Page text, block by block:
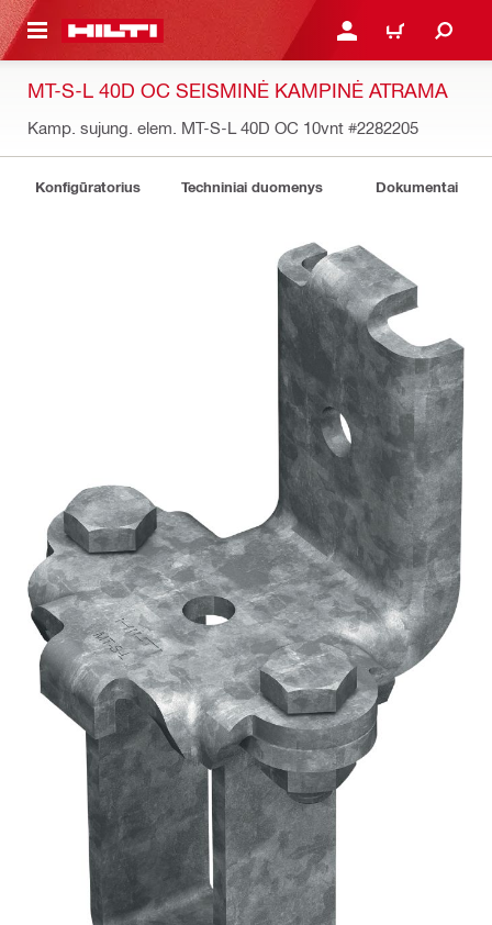
TURINIO PRISIJUNGTI ARBA
PIRKINIŲ
MT-S-L 40D OC SEISMINĖ KAMPINĖ ATRAMA
Kamp. sujung. elem. MT-S-L 40D OC 10vnt #2282205
Konfigūratorius Techniniai duomenys Dokumentai